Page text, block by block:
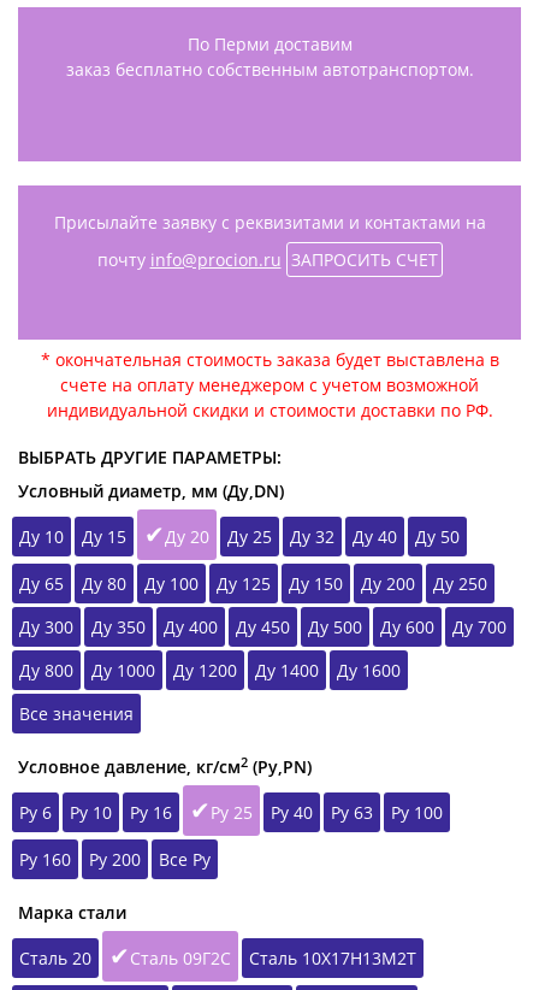
По Перми доставим
заказ бесплатно собственным автотранспортом.
Присылайте заявку с реквизитами и контактами на
почту info@procion.ru ЗАПРОСИТЬ СЧЕТ
* окончательная стоимость заказа будет выставлена в
счете на оплату менеджером с учетом возможной
индивидуальной скидки и стоимости доставки по РФ.
ВЫБРАТЬ ДРУГИЕ ПАРАМЕТРЫ:
Условный диаметр, мм (Ду,DN)
Ду 10
Ду 15 Ду 20 Ду 25 Ду 32 Ду 40 Ду 50
Ду 65 Ду 80 Ду 100 Ду 125 Ду 150 Ду 200
Ду 250
Ду 300
Ду 350 Ду 400 Ду 450 Ду 500 Ду 600
Ду 700
Ду 800
Ду 1000 Ду 1200 Ду 1400
Ду 1600
Все значения
Условное давление, кг/см2 (Ру,РN)
Ру 6
Ру 10 Ру 16 Ру 25 Ру 40 Ру 63 Ру 100
Ру 160 Ру 200 Все Ру
Марка стали
Сталь 20
Сталь 09Г2С Сталь 10Х17Н13М2Т